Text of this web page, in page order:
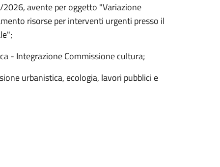
avente per oggetto "Variazione
risorse per interventi urgenti presso il
- Integrazione Commissione cultura;
urbanistica, ecologia, lavori pubblici e